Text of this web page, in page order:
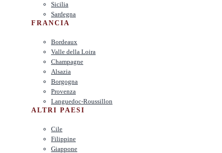
Sicilia
Sardegna
FRANCIA
Bordeaux
Valle della Loira
Champagne
Alsazia
Borgogna
Provenza
Languedoc-Roussillon
ALTRI PAESI
Cile
Filippine
Giappone